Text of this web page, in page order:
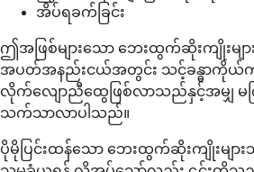
အိပ်ရခက်ခြင်း
ဤအဖြစ်များသော ဘေးထွက်ဆိုးကျိုး
အပတ်အနည်းငယ်အတွင်း သင့်ခန္ဓာကိုယ်က
လိုက်လျောညီထွေဖြစ်လာသည်နှင့်အမျှ
သက်သာလာပါသည်။
ပိုမိုပြင်းထန်သော ဘေးထွက်ဆိုးကျိုးမျာ